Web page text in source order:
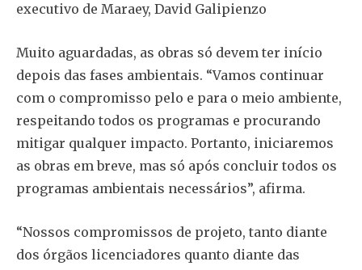
executivo de Maraey, David Galipienzo
Muito aguardadas, as obras só devem ter início
depois das fases ambientais. “Vamos continuar
com o compromisso pelo e para o meio ambiente,
respeitando todos os programas e procurando
mitigar qualquer impacto. Portanto, iniciaremos
as obras em breve, mas só após concluir todos os
programas ambientais necessários”, afirma.
“Nossos compromissos de projeto, tanto diante
dos órgãos licenciadores quanto diante das